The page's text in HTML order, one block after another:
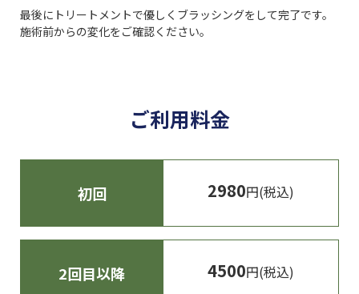
最後にトリートメントで優しくブラッシングをして完了です。
施術前からの変化をご確認ください。
ご利用料金
初回 2980円(税込)
2回目以降 4500円(税込)